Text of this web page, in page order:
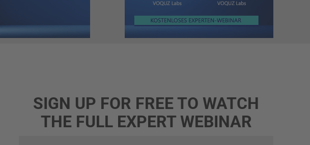
SIGN UP FOR FREE TO WATCH
THE FULL EXPERT WEBINAR